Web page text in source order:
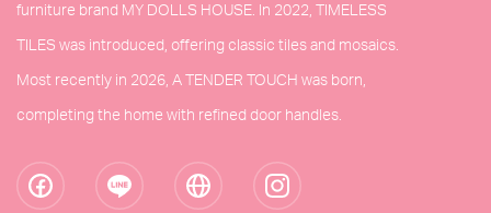
furniture brand MY DOLLS HOUSE. In 2022, TIMELESS
TILES was introduced, offering classic tiles and mosaics.
Most recently in 2026, A TENDER TOUCH was born,
completing the home with refined door handles.